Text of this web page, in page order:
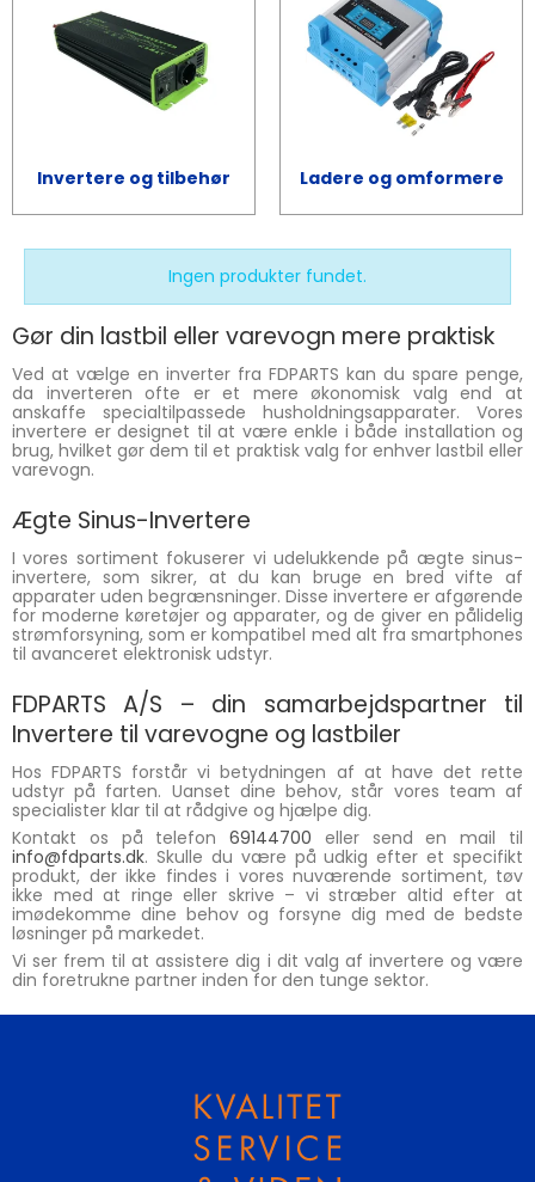
Invertere og tilbehør Ladere og omformere
Ingen produkter fundet.
Gør din lastbil eller varevogn mere praktisk
Ved at vælge en inverter fra FDPARTS kan du spare penge,
da inverteren ofte er et mere økonomisk valg end at
anskaffe specialtilpassede husholdningsapparater. Vores
invertere er designet til at være enkle i både installation og
brug, hvilket gør dem til et praktisk valg for enhver lastbil eller
varevogn.
Ægte Sinus-Invertere
I vores sortiment fokuserer vi udelukkende på ægte sinus-
invertere, som sikrer, at du kan bruge en bred vifte af
apparater uden begrænsninger. Disse invertere er afgørende
for moderne køretøjer og apparater, og de giver en pålidelig
strømforsyning, som er kompatibel med alt fra smartphones
til avanceret elektronisk udstyr.
FDPARTS A/S – din samarbejdspartner til
Invertere til varevogne og lastbiler
Hos FDPARTS forstår vi betydningen af at have det rette
udstyr på farten. Uanset dine behov, står vores team af
specialister klar til at rådgive og hjælpe dig.
Kontakt os på telefon69144700 eller send en mail til
info@fdparts.dk. Skulle du være på udkig efter et specifikt
produkt, der ikke findes i vores nuværende sortiment, tøv
ikke med at ringe eller skrive – vi stræber altid efter at
imødekomme dine behov og forsyne dig med de bedste
løsninger på markedet.
Vi ser frem til at assistere dig i dit valg af invertere og være
din foretrukne partner inden for den tunge sektor.